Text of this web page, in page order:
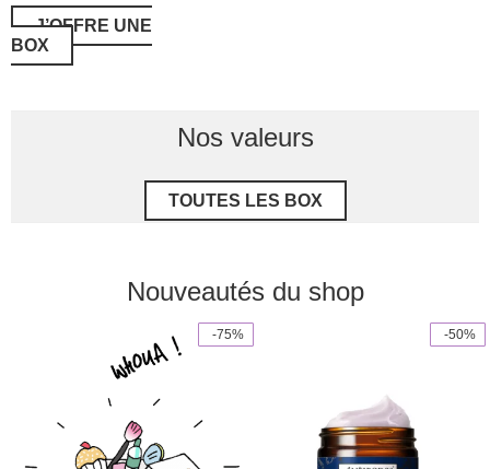
J’OFFRE UNE
BOX
Nos valeurs
TOUTES LES BOX
Nouveautés du shop
-75% -50%